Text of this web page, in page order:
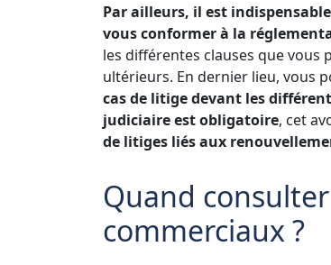
Par ailleurs, il est
vous conformer à la
les différentes clauses que
ultérieurs. En dernier lieu, vous
cas de litige devant les
judiciaire est obligatoire, cet
de litiges liés aux
Quand
commerciaux ?